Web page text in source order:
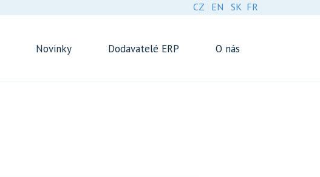
CZ EN SK FR
Novinky Dodavatelé ERP O nás